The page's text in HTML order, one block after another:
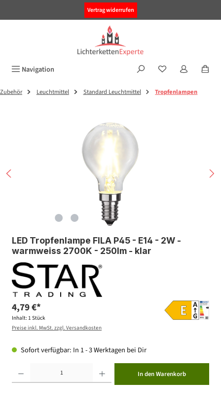
Vertrag widerrufen
Navigation
Zubehör Leuchtmittel Standard Leuchtmittel Tropfenlampen
LED Tropfenlampe FILA P45 - E14 - 2W -
warmweiss 2700K - 250lm - klar
4,79 €*
Inhalt: 1 Stück
Preise inkl. MwSt. zzgl. Versandkosten
Sofort verfügbar: In 1 - 3 Werktagen bei Dir
In den Warenkorb